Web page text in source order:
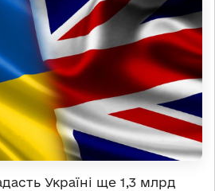
Україні ще 1,3 млрд